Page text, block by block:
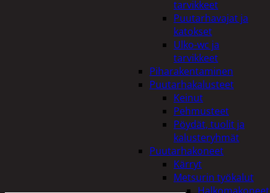
tarvikkeet
Puutarhavajat ja
katokset
Ulko-wc ja
tarvikkeet
Piharakentaminen
Puutarhakalusteet
Keinut
Pehmusteet
Pöydät, tuolit ja
kalusteryhmät
Puutarhakoneet
Kärryt
Metsurin työkalut